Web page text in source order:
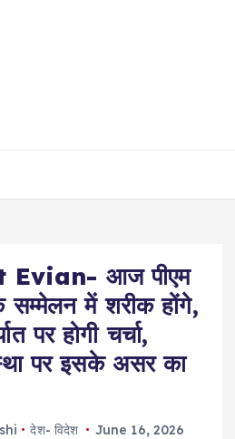
Evian- आज पीएम
सम्मेलन में शरीक होंगे,
पर होगी चर्चा,
पर इसके असर का
देश- विदेश June 16, 2026